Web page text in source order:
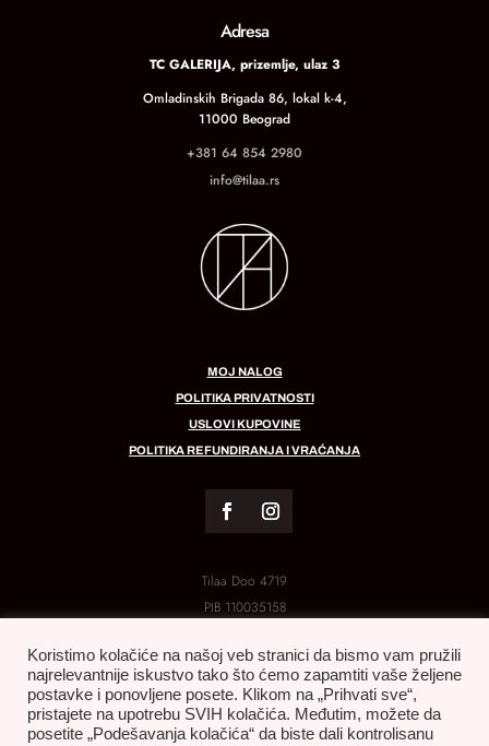
Adresa
TC GALERIJA, prizemlje, ulaz 3
Omladinskih Brigada 86, lokal k-4,
11000 Beograd
+381 64 854 2980
info@tilaa.rs
MOJ NALOG
POLITIKA PRIVATNOSTI
USLOVI KUPOVINE
POLITIKA REFUNDIRANJA I VRAĆANJA
Tilaa Doo 4719
PIB 110035158
Koristimo kolačiće na našoj veb stranici da bismo vam pružili
najrelevantnije iskustvo tako što ćemo zapamtiti vaše željene
postavke i ponovljene posete. Klikom na „Prihvati sve“,
pristajete na upotrebu SVIH kolačića. Međutim, možete da
posetite „Podešavanja kolačića“ da biste dali kontrolisanu